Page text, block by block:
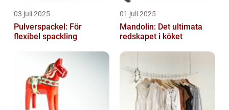
03 juli 2025
Pulverspackel: För
flexibel spackling
01 juli 2025
Mandolin: Det ultimata
redskapet i köket